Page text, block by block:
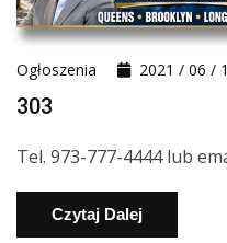
Ogłoszenia 2021 / 06 /
303
Tel. 973-777-4444 lub
Czytaj Dalej